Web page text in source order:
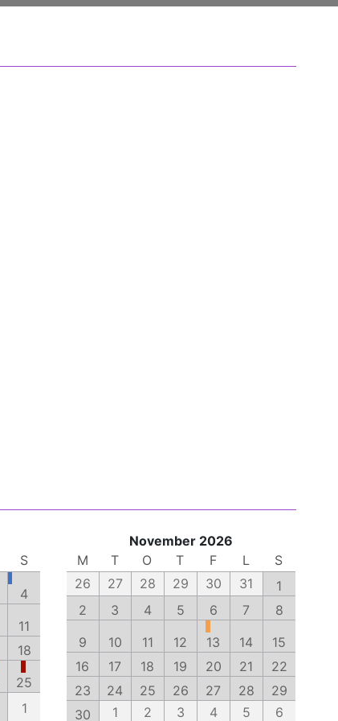
S
4
11
18
25
1
November 2026
M
T O T F L
S
26
27 28 29 30 31
1
2
3 4 5 6 7
8
9
10 11 12 13 14
15
16
17 18 19 20 21
22
23
24 25 26 27 28
29
30
1 2 3 4 5 6